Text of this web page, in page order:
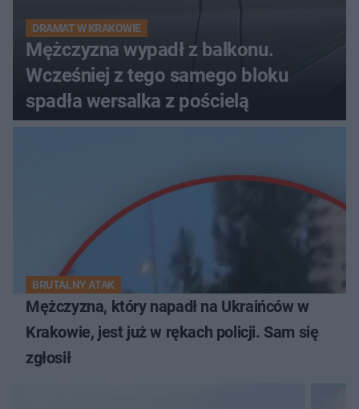
DRAMAT W KRAKOWIE
Mężczyzna wypadł z balkonu.
Wcześniej z tego samego bloku
spadła wersalka z pościelą
BRUTALNY ATAK
Mężczyzna, który napadł na Ukraińców w
Krakowie, jest już w rękach policji. Sam się
zgłosił